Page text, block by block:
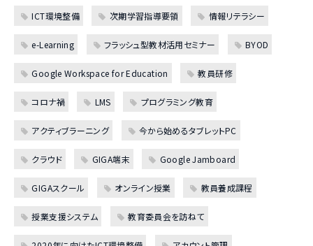
ICT環境整備 次期学習指導要領 情報リテラシー
e-Learning フラッシュ型教材活用セミナー BYOD
Google Workspace for Education 教員研修
コロナ禍 LMS プログラミング教育
アクティブラーニング 今から始めるタブレットPC
クラウド GIGA端末 Google Jamboard
GIGAスクール オンライン授業 教員養成課程
授業支援システム 教育委員会を訪ねて